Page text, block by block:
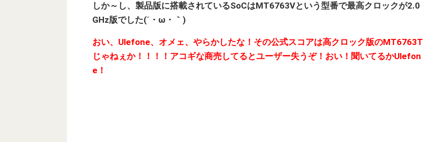
しか～し、製品版に搭載されているSoCはMT6763Vという型番で最高クロックが2.0
GHz版でした(´・ω・｀)
おい、Ulefone、オメェ、やらかしたな！その公式スコアは高クロック版のMT6763T
じゃねぇか！！！！アコギな商売してるとユーザー失うぞ！おい！聞いてるかUlefon
e！